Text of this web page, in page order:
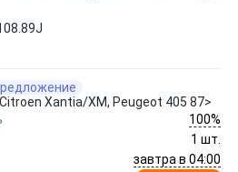
Xantia/XM, Peugeot 405 87>
100%
1 шт.
завтра в 04:00